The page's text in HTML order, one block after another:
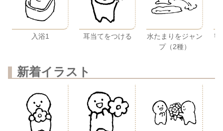
入浴1 耳当てをつける
水たまりをジャン
プ（2種）
密
新着イラスト